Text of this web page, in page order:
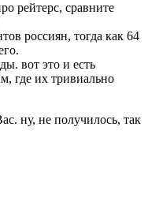
рейтерс, сравните
россиян, тогда как 64
вот это и есть
где их тривиально
ну, не получилось, так